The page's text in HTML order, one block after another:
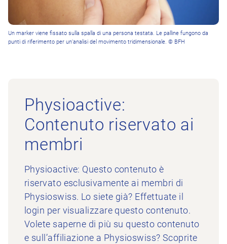
Un marker viene fissato sulla spalla di una persona testata. Le palline fungono da
punti di riferimento per un’analisi del movimento tridimensionale. © BFH
Physioactive:
Contenuto riservato ai
membri
Physioactive: Questo contenuto è
riservato esclusivamente ai membri di
Physioswiss. Lo siete già? Effettuate il
login per visualizzare questo contenuto.
Volete saperne di più su questo contenuto
e sull’affiliazione a Physioswiss? Scoprite